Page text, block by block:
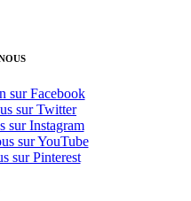
sur Facebook
sur Twitter
sur Instagram
sur YouTube
sur Pinterest